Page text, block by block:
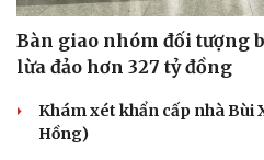
Bàn giao nhóm đối tượng
lừa đảo hơn 327 tỷ đồng
Khám xét khẩn cấp nhà Bùi
Hồng)